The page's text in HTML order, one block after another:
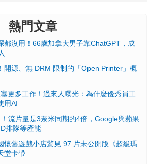
熱門文章
都沒用！66歲加拿大男子靠ChatGPT，成
開源、無 DRM 限制的「Open Printer」概
更多工作！過來人曝光：為什麼優秀員工
用AI
流片量是3奈米同期的4倍，Google與蘋果
排隊等產能
懷舊遊戲小店驚見 97 片未公開版《超級瑪
堂卡帶